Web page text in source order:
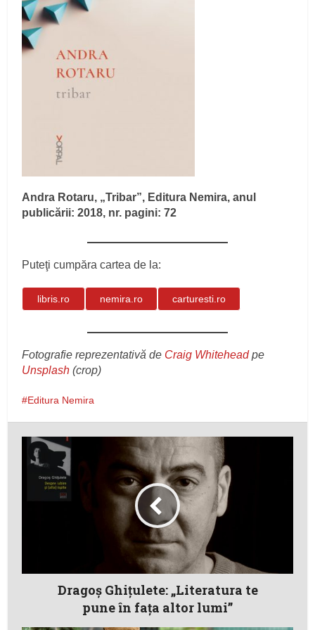
Andra Rotaru, „Tribar”, Editura Nemira, anul
publicării: 2018, nr. pagini: 72
Puteţi cumpăra cartea de la:
libris.ro nemira.ro carturesti.ro
Fotografie reprezentativă de Craig Whitehead pe
Unsplash (crop)
Editura Nemira
Dragoş Ghiţulete: „Literatura te
pune în fața altor lumi”